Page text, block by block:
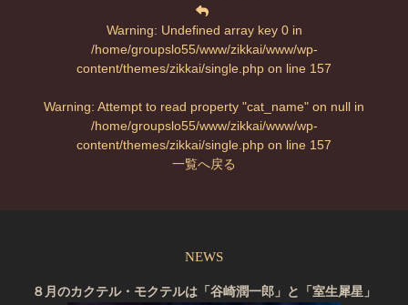
Warning: Undefined array key 0 in
/home/groupslo55/www/zikkai/www/wp-
content/themes/zikkai/single.php on line 157
Warning: Attempt to read property "cat_name" on null in
/home/groupslo55/www/zikkai/www/wp-
content/themes/zikkai/single.php on line 157
一覧へ戻る
NEWS
８月のカクテル・モクテルは「谷崎潤一郎」と「室生犀星」